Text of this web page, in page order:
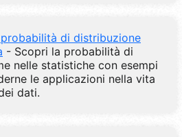
di distribuzione
- Scopri la probabilità di
nelle statistiche con esempi
le applicazioni nella vita
dati.